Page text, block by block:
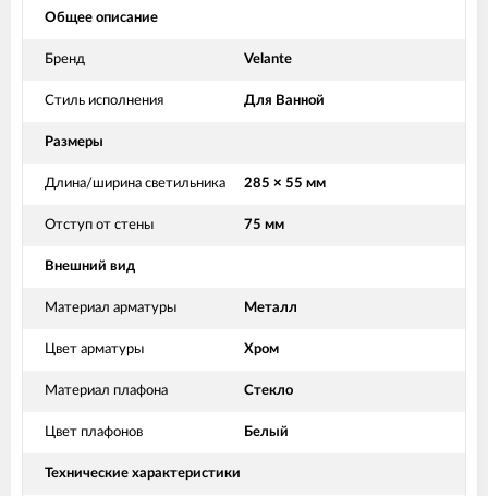
Общее описание
Бренд Velante
Стиль исполнения Для Ванной
Размеры
Длина/ширина светильника 285 × 55 мм
Отступ от стены 75 мм
Внешний вид
Материал арматуры Металл
Цвет арматуры Хром
Материал плафона Стекло
Цвет плафонов Белый
Технические характеристики